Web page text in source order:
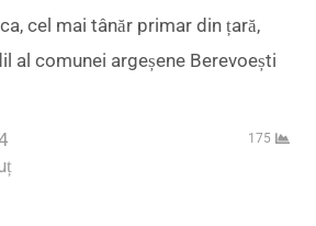
cel mai tânăr primar din țară,
al comunei argeșene Berevoești
175